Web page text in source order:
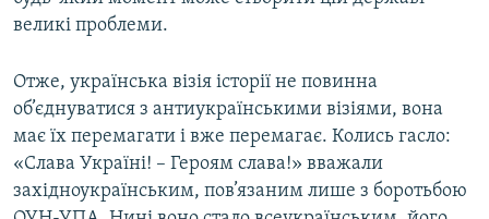
великі проблеми.
Отже, українська візія історії не повинна
об’єднуватися з антиукраїнськими візіями, вона
має їх перемагати і вже перемагає. Колись гасло:
«Слава Україні! – Героям слава!» вважали
західноукраїнським, пов’язаним лише з боротьбою